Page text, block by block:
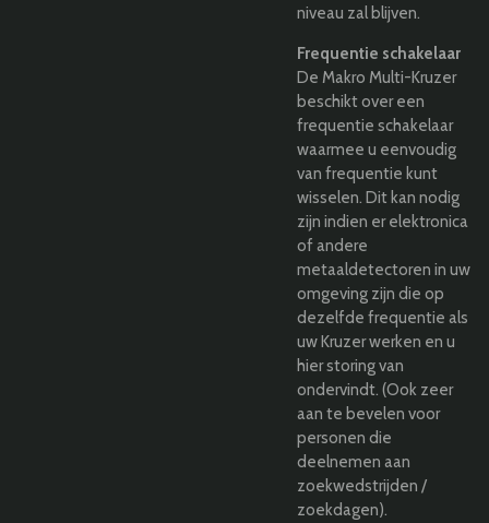
niveau zal blijven.
Frequentie schakelaar
De Makro Multi-Kruzer
beschikt over een
frequentie schakelaar
waarmee u eenvoudig
van frequentie kunt
wisselen. Dit kan nodig
zijn indien er elektronica
of andere
metaaldetectoren in uw
omgeving zijn die op
dezelfde frequentie als
uw Kruzer werken en u
hier storing van
ondervindt. (Ook zeer
aan te bevelen voor
personen die
deelnemen aan
zoekwedstrijden /
zoekdagen).